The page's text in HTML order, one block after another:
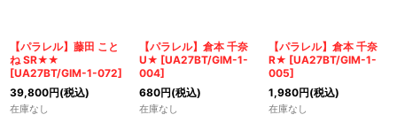
【パラレル】藤田 こと
ね SR★★
[UA27BT/GIM-1-072]
39,800円(税込)
在庫なし
【パラレル】倉本 千奈
U★ [UA27BT/GIM-1-
004]
680円(税込)
在庫なし
【パラレル】倉本 千奈
R★ [UA27BT/GIM-1-
005]
1,980円(税込)
在庫なし